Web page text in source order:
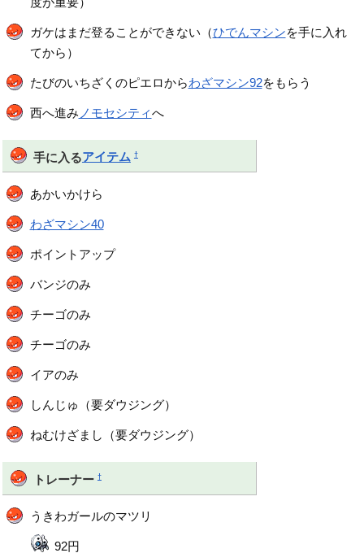
ガケはまだ登ることができない（ひでんマシンを手に入れ
てから）
たびのいちざくのピエロからわざマシン92をもらう
西へ進み ノモセシティへ
手に入るアイテム †
あかいかけら
わざマシン40
ポイントアップ
バンジのみ
チーゴのみ
チーゴのみ
イアのみ
しんじゅ（要ダウジング）
ねむけざまし（要ダウジング）
トレーナー †
うきわガールのマツリ
92円